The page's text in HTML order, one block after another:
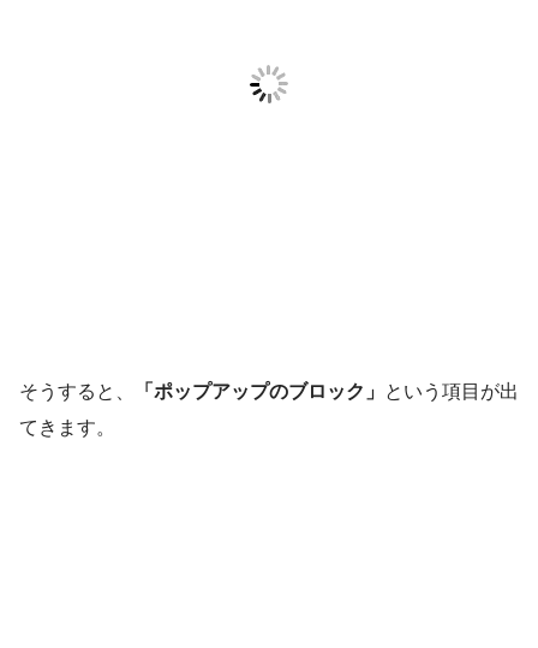
そうすると、 「ポップアップのブロック」 という項目が出
てきます。